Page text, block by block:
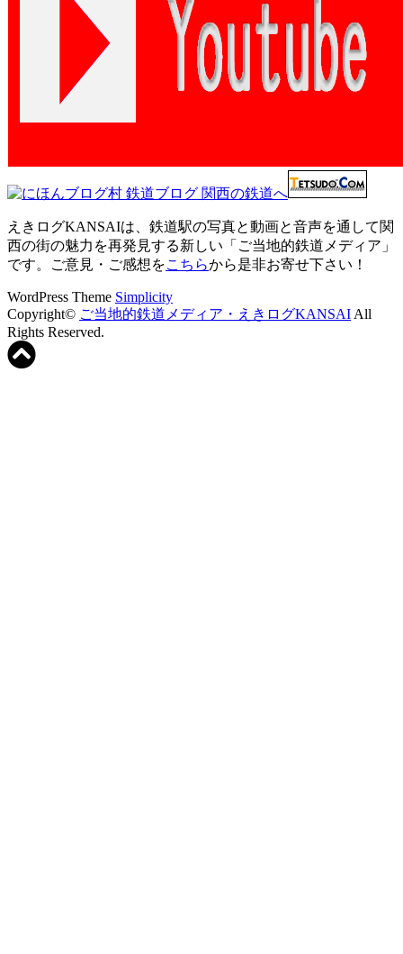
えきログKANSAIは、鉄道駅の写真と動画と音声を通して関
西の街の魅力を再発見する新しい「ご当地的鉄道メディア」
です。ご意見・ご感想をこちらから是非お寄せ下さい！
WordPress Theme Simplicity
Copyright© ご当地的鉄道メディア・えきログKANSAI All
Rights Reserved.